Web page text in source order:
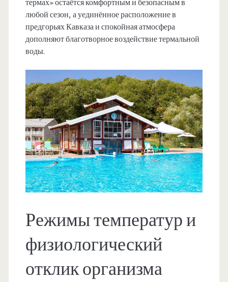
термах» остаётся комфортным и безопасным в
любой сезон, а уединённое расположение в
предгорьях Кавказа и спокойная атмосфера
дополняют благотворное воздействие термальной
воды.
Режимы температур и
физиологический
отклик организма